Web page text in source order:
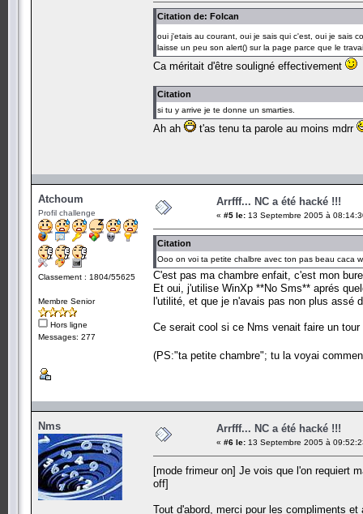
Citation de: Folcan
oui j'etais au courant, oui je sais qui c'est, oui je sais
laisse un peu son alert() sur la page parce que le
Ca méritait d'être souligné effectivement
Citation
si tu y arrive je te donne un smarties.
Ah ah t'as tenu ta parole au moins mdrr
Atchoum
Profil challenge
Classement : 1804/55625
Membre Senior
Hors ligne
Messages: 277
Arrfff... NC a été hacké !!!
« #5 le: 13 Septembre 2005 à
Citation
Ooo on voi ta petite chalbre avec ton pas beau caca
C'est pas ma chambre enfait, c'est mon
Et oui, j'utilise WinXp **No Sms** aprés
l'utilité, et que je n'avais pas non plus assé
Ce serait cool si ce Nms venait faire un
(PS:"ta petite chambre"; tu la voyai
Nms Arrfff... NC a été hacké !!!
« #6 le: 13 Septembre 2005 à
[mode frimeur on] Je vois que l'on requiert
off]
Tout d'abord, merci pour les compliments